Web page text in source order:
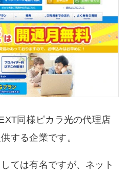
同様ピカラ光の代理店
する企業です。
ては有名ですが、ネット